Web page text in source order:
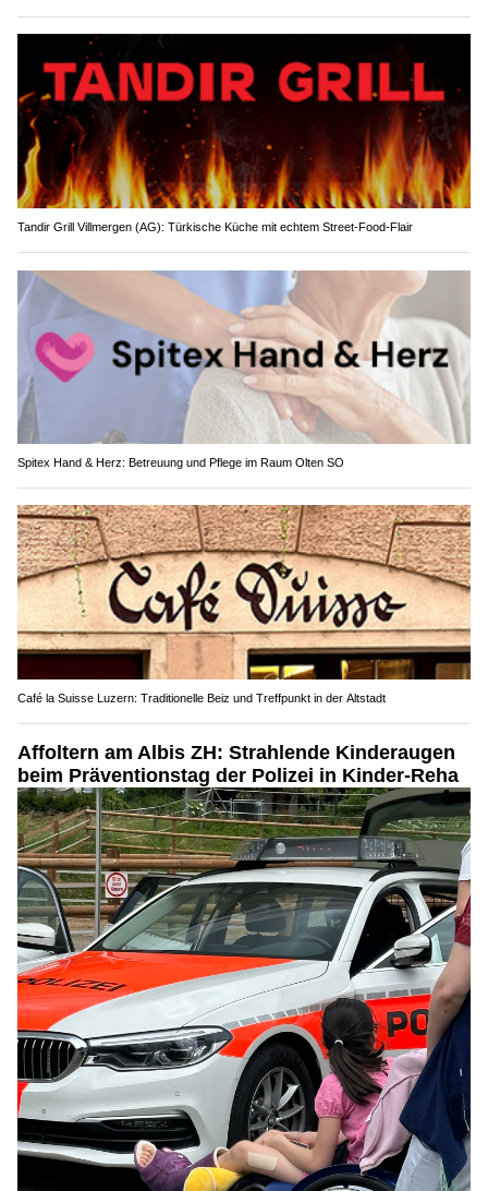
Tandir Grill Villmergen (AG): Türkische Küche mit echtem Street-Food-Flair
Spitex Hand & Herz: Betreuung und Pflege im Raum Olten SO
Café la Suisse Luzern: Traditionelle Beiz und Treffpunkt in der Altstadt
Affoltern am Albis ZH: Strahlende Kinderaugen
beim Präventionstag der Polizei in Kinder-Reha